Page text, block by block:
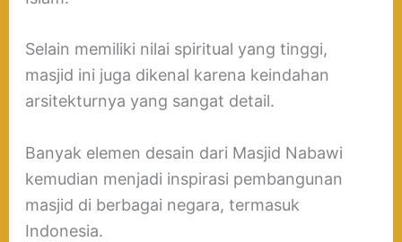
Selain memiliki nilai spiritual yang tinggi,
masjid ini juga dikenal karena keindahan
arsitekturnya yang sangat detail.
Banyak elemen desain dari Masjid Nabawi
kemudian menjadi inspirasi pembangunan
masjid di berbagai negara, termasuk
Indonesia.